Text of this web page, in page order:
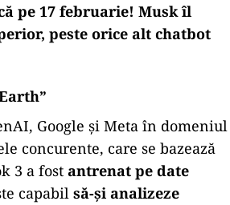
pe 17 februarie! Musk îl
peste orice alt chatbot
Google și Meta în domeniul
concurente, care se bazează
3 a fost antrenat pe date
capabil să-și analizeze